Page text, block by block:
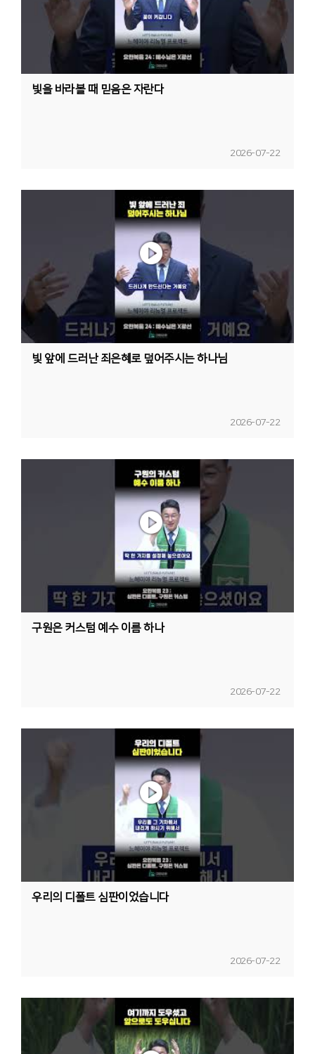
빛을 바라볼 때 믿음은 자란다
2026-07-22
빛 앞에 드러난 죄은혜로 덮어주시는 하나님
2026-07-22
구원은 커스텀 예수 이름 하나
2026-07-22
우리의 디폴트 심판이었습니다
2026-07-22